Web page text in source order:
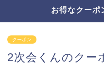
お得なクーポ
クーポン
2次会くんのクー